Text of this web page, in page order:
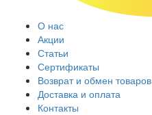
О нас
Акции
Статьи
Сертификаты
Возврат и обмен товаров
Доставка и оплата
Контакты